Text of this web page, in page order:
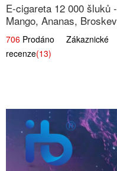
E-cigareta 12 000 šluků -
Mango, Ananas, Broskev
706 Prodáno Zákaznické
recenze(13)